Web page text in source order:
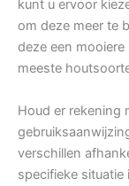
kunt u ervoor
om deze meer te
deze een
meeste
Houd er rekening
verschillen
specifieke